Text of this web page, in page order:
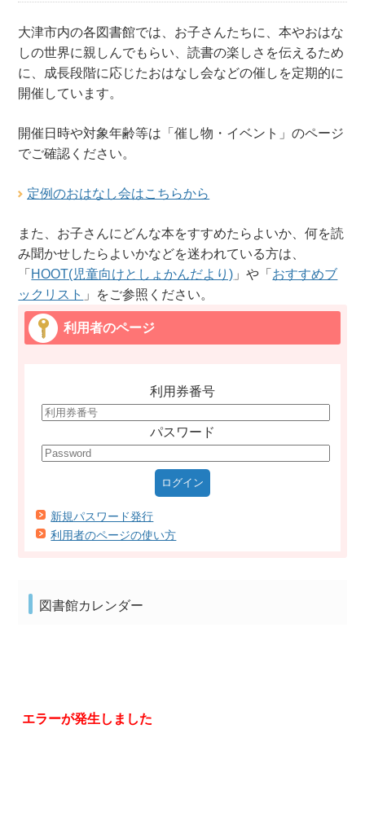
利用者のページ
利用券番号
パスワード
新規パスワード発行
利用者のページの使い方
図書館カレンダー
エラーが発生しました
大津市内の各図書館では、お子さんたちに、本やおはな
しの世界に親しんでもらい、読書の楽しさを伝えるため
に、成長段階に応じたおはなし会などの催しを定期的に
開催しています。
開催日時や対象年齢等は「催し物・イベント」のページ
でご確認ください。
定例のおはなし会はこちらから
また、お子さんにどんな本をすすめたらよいか、何を読
み聞かせしたらよいかなどを迷われている方は、
「 HOOT(児童向けとしょかんだより) 」や「 おすすめブ
ックリスト 」をご参照ください。